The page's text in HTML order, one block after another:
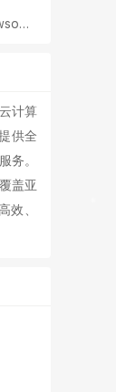
评：改版梅林固件安装SS【shadowsocks】科学上网插件教程
计算
供全
务。
盖亚
效、